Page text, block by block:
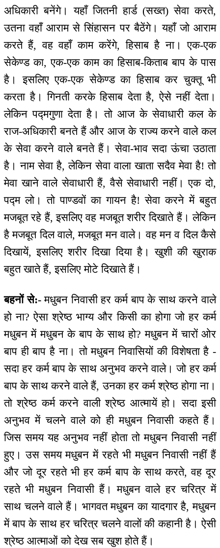
अधिकारी बनेंगे। यहाँ जितनी हार्ड (सख्त) सेवा करते,
उतना वहाँ आराम से सिंहासन पर बैठेंगे। यहाँ जो आराम
करते हैं, वह वहाँ काम करेंगे, हिसाब है ना। एक-एक
सेकेण्ड का, एक-एक काम का हिसाब-किताब बाप के पास
है। इसलिए एक-एक सेकेण्ड का हिसाब कर चुक्तू भी
करता है। गिनती करके हिसाब देता है, ऐसे नहीं देता।
लेकिन पद्मगुणा देता है। तो आज के सेवाधारी कल के
राज-अधिकारी बनते हैं और आज के राज्य करने वाले कल
के सेवा करने वाले बनते हैं। सेवा-भाव सदा ऊंचा उठाता
है। नाम सेवा है, लेकिन सेवा वाला खाता सदैव मेवा है! तो
मेवा खाने वाले सेवाधारी हैं, वैसे सेवाधारी नहीं। एक दो,
पद्म लो। तो पाण्डवों का गायन है! सेवा करने में बहुत
मजबूत रहे हैं, इसलिए वह मजबूत शरीर दिखाते हैं। लेकिन
है मजबूत दिल वाले, मजबूत मन वाले। वह मन व दिल कैसे
दिखायें, इसलिए शरीर दिखा दिया है। खुशी की खुराक
बहुत खाते हैं, इसलिए मोटे दिखाते हैं।
बहनों से:-मधुबन निवासी हर कर्म बाप के साथ करने वाले
हो ना? ऐसा श्रेष्ठ भाग्य और किसी का होगा जो हर कर्म
मधुबन में मधुबन के बाप के साथ हो? मधुबन में चारों ओर
बाप ही बाप है ना। तो मधुबन निवासियों की विशेषता है -
सदा हर कर्म बाप के साथ अनुभव करने वाले। जो हर कर्म
बाप के साथ करने वाले हैं, उनका हर कर्म श्रेष्ठ होगा ना।
तो श्रेष्ठ कर्म करने वाली श्रेष्ठ आत्मायें हो। सदा इसी
अनुभव में चलने वाले को ही मधुबन निवासी कहते हैं।
जिस समय यह अनुभव नहीं होता तो मधुबन निवासी नहीं
हुए। उस समय मधुबन में रहते भी मधुबन निवासी नहीं हैं
और जो दूर रहते भी हर कर्म बाप के साथ करते, वह दूर
रहते भी मधुबन निवासी हैं। मधुबन वाले हर चरित्र में
साथ चलने वाले हैं। भागवत मधुबन का यादगार है, मधुबन
में बाप के साथ हर चरित्र चलने वालों की कहानी है। ऐसी
श्रेष्ठ आत्माओं को देख सब खुश होते हैं।